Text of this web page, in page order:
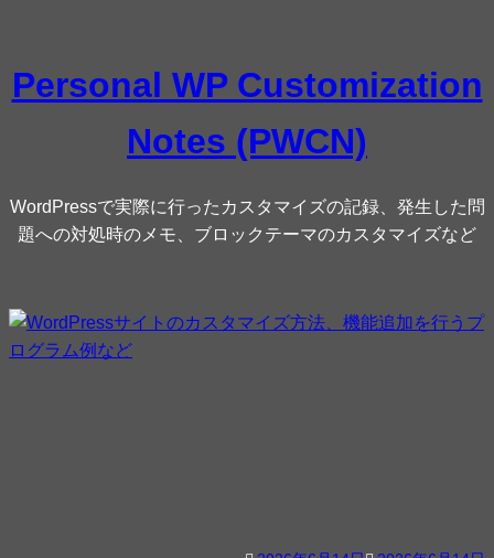
を
ス
Personal WP Customization
Notes (PWCN)
WordPressで実際に行ったカスタマイズの記録、発生した問
題への対処時のメモ、ブロックテーマのカスタマイズなど